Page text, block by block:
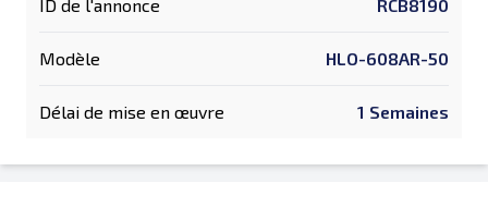
ID de l'annonce RCB8190
Modèle HLO-608AR-50
Délai de mise en œuvre 1 Semaines